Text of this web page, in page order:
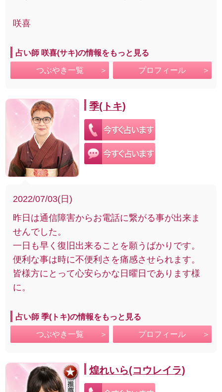
咲喜
占い師 咲喜(サキ)の情報をもっと見る
つぶやき一覧 プロフィール
季(トキ)
2022/07/03(日)
昨日は通信障害からお電話に繋がる事が出来ま
せんでした。
一日も早く復旧出来ることを願うばかりです。
便利な事は時に不便利さを痛感させられます。
皆様方にとって心安らかな日曜日であります様
に。
占い師 季(トキ)の情報をもっと見る
つぶやき一覧 プロフィール
煌れいら(コウレイラ)